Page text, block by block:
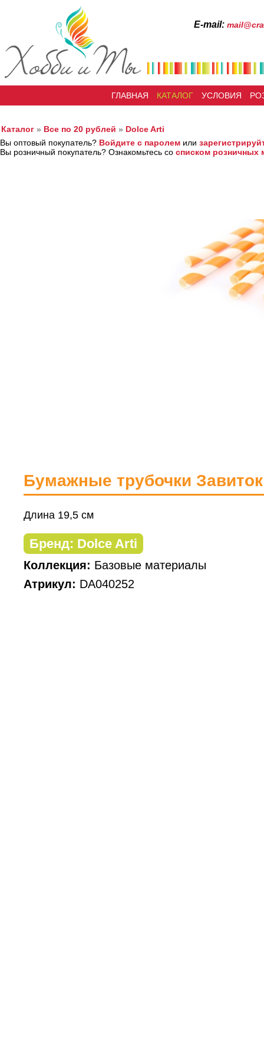
Е-mail:
ГЛАВНАЯ КАТАЛОГ УСЛОВИЯ
Каталог » Все по 20 рублей » Dolce Arti
Вы оптовый покупатель? Войдите с паролем или
Вы розничный покупатель? Ознакомьтесь со списком розничных
Бумажные трубочки
Длина 19,5 см
Бренд: Dolce Arti
Коллекция: Базовые материалы
Атрикул: DA040252